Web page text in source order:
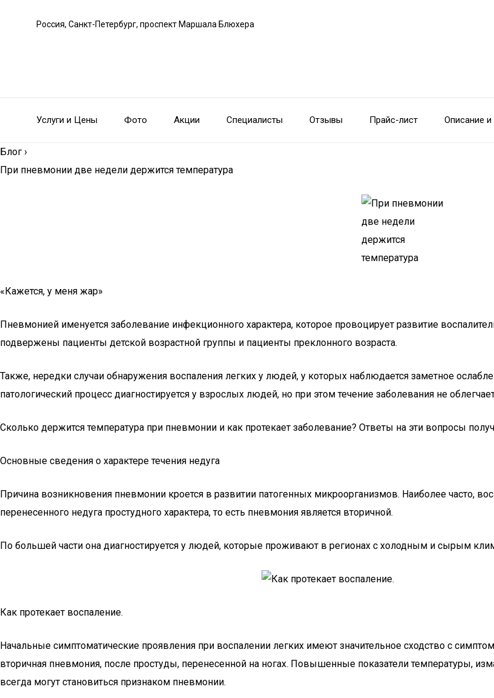
Россия, Санкт-Петербург, проспект Маршала Блюхера
Услуги и Цены Фото Акции Специалисты Отзывы Прайс-лист Описание и
Блог ›
При пневмонии две недели держится температура
«Кажется, у меня жар»
Пневмонией именуется заболевание инфекционного характера, которое провоцирует развитие
подвержены пациенты детской возрастной группы и пациенты преклонного возраста.
Также, нередки случаи обнаружения воспаления легких у людей, у которых наблюдается заметное
патологический процесс диагностируется у взрослых людей, но при этом течение заболевания не
Сколько держится температура при пневмонии и как протекает заболевание? Ответы на эти вопросы
Основные сведения о характере течения недуга
Причина возникновения пневмонии кроется в развитии патогенных микроорганизмов. Наиболее часто,
перенесенного недуга простудного характера, то есть пневмония является вторичной.
По большей части она диагностируется у людей, которые проживают в регионах с холодным и сырым
Как протекает воспаление.
Начальные симптоматические проявления при воспалении легких имеют значительное сходство с
вторичная пневмония, после простуды, перенесенной на ногах. Повышенные показатели температуры,
всегда могут становиться признаком пневмонии.